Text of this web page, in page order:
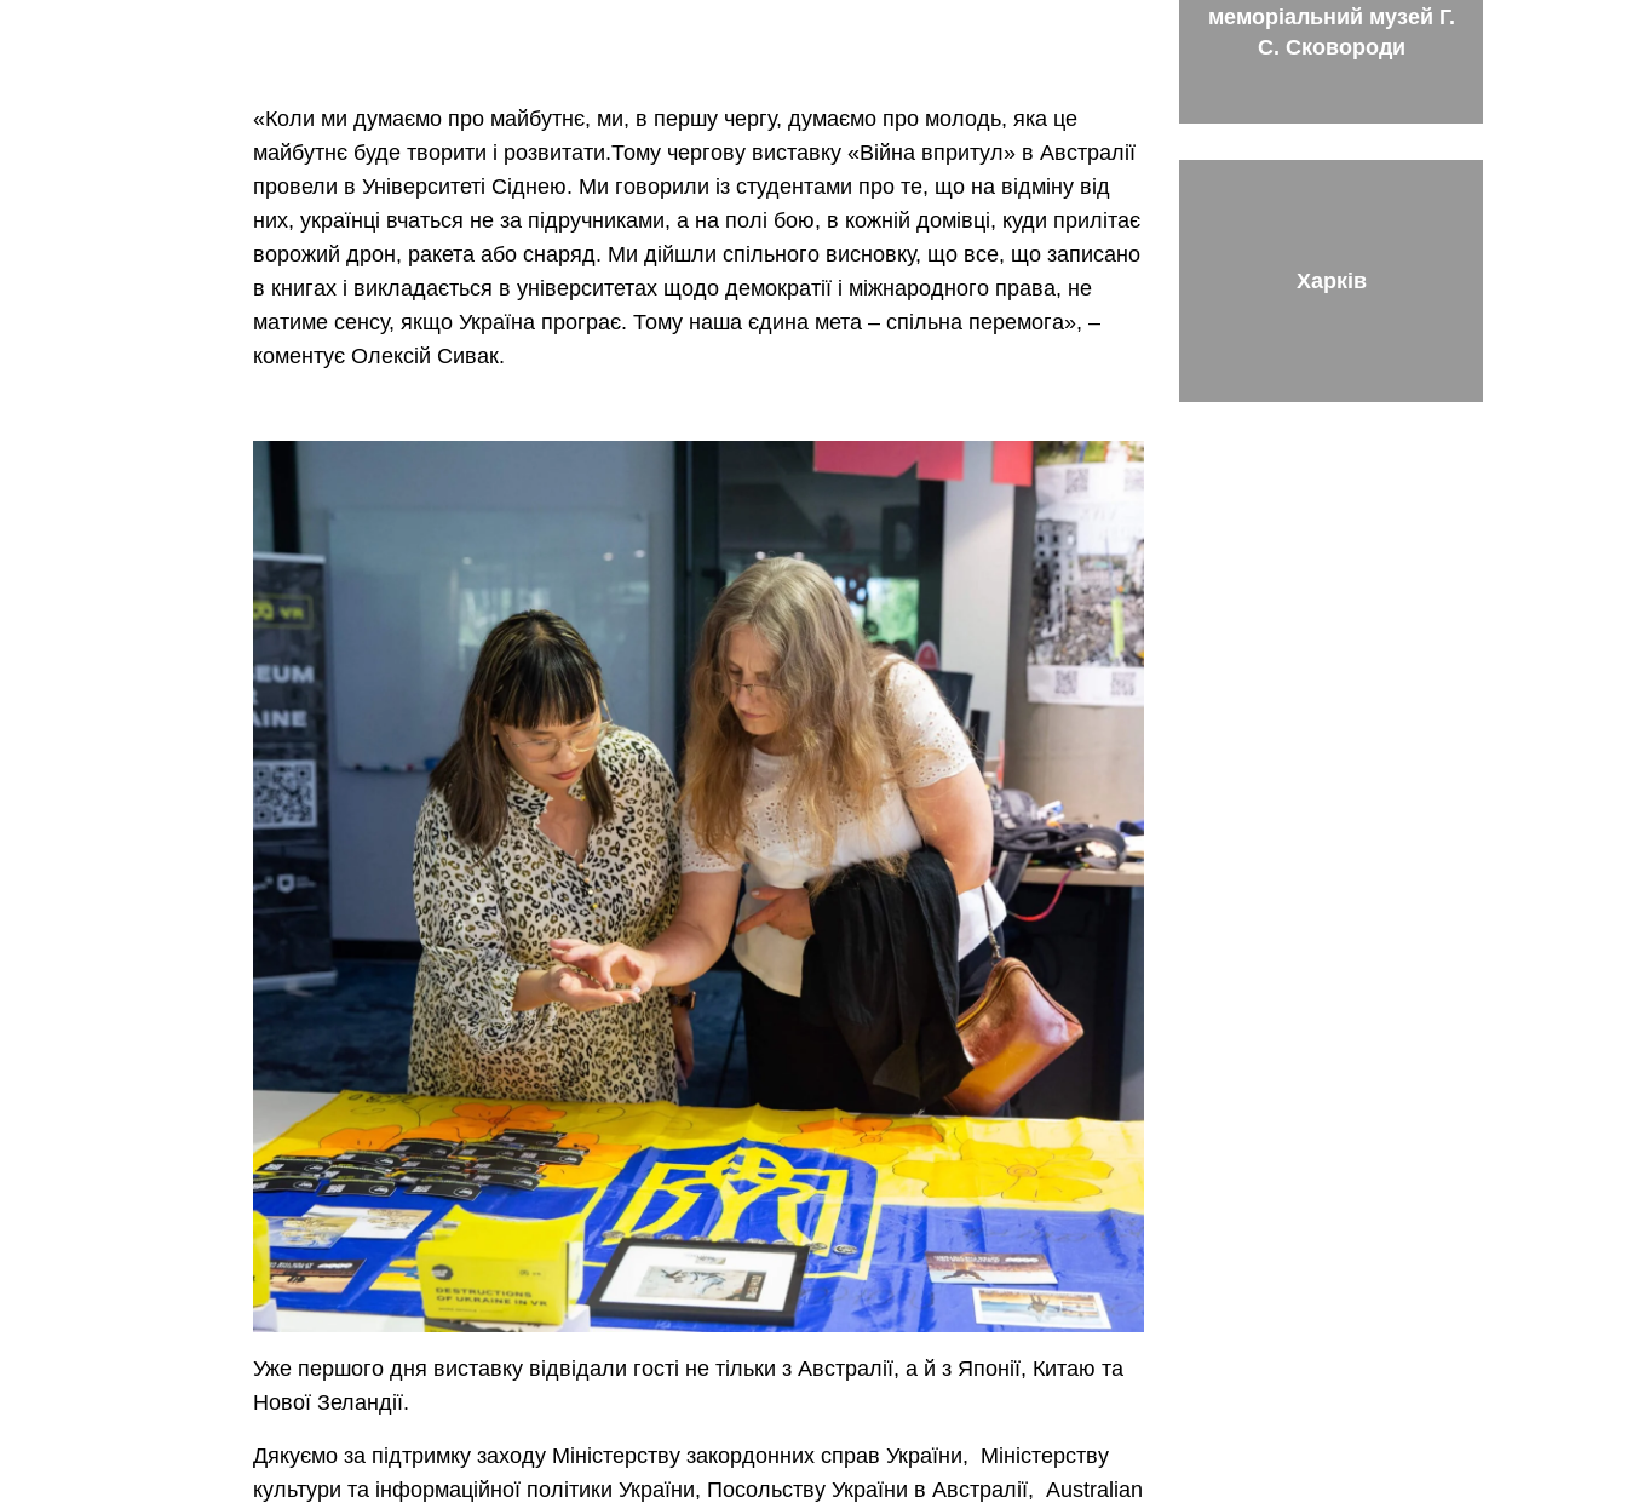
«Коли ми думаємо про майбутнє, ми, в першу чергу, думаємо про молодь, яка це
майбутнє буде творити і розвитати.Тому чергову виставку «Війна впритул» в Австралії
провели в Університеті Сіднею. Ми говорили із студентами про те, що на відміну від
них, українці вчаться не за підручниками, а на полі бою, в кожній домівці, куди прилітає
ворожий дрон, ракета або снаряд. Ми дійшли спільного висновку, що все, що записано
в книгах і викладається в університетах щодо демократії і міжнародного права, не
матиме сенсу, якщо Україна програє. Тому наша єдина мета – спільна перемога», –
коментує Олексій Сивак.
Уже першого дня виставку відвідали гості не тільки з Австралії, а й з Японії, Китаю та
Нової Зеландії.
Дякуємо за підтримку заходу Міністерству закордонних справ України, Міністерству
культури та інформаційної політики України, Посольству України в Австралії, Australian
меморіальний музей Г.
С. Сковороди
Харків